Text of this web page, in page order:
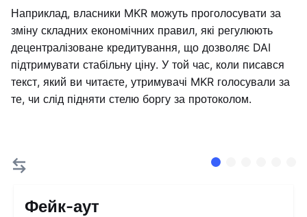
Наприклад, власники MKR можуть проголосувати за
зміну складних економічних правил, які регулюють
децентралізоване кредитування, що дозволяє DAI
підтримувати стабільну ціну. У той час, коли писався
текст, який ви читаєте, утримувачі MKR голосували за
те, чи слід підняти стелю боргу за протоколом.
Фейк-аут